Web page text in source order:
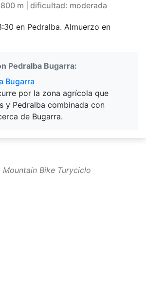
m | dificultad: moderada
en Pedralba. Almuerzo en
Pedralba Bugarra:
Bugarra
por la zona agrícola que
y Pedralba combinada con
de Bugarra.
Mountain Bike Turyciclo